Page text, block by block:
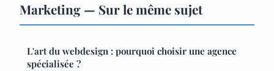
Marketing — Sur le même sujet
L'art du webdesign : pourquoi choisir une agence
spécialisée ?